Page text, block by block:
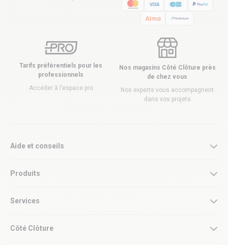
Tarifs préférentiels pour les
professionnels
Accéder à l’espace pro
Nos magasins Côté Clôture près
de chez vous
Nos experts vous accompagnent
dans vos projets
Aide et conseils
Produits
Services
Côté Clôture